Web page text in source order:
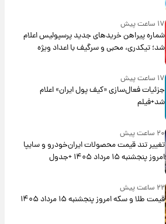
۱۷ ساعت پیش
شماره پیراهن خریدهای جدید پرسپولیس اعلام
شد؛ تیکدری، محبی و سرگیف با اعداد ویژه
۱۷ ساعت پیش
جزئیات فعال‌سازی «کیف پول ایران» اعلام
شد+فیلم
۲۰ ساعت پیش
تغییر تند قیمت محصولات ایران‌خودرو و سایپا
امروز پنجشنبه ۱۵ مرداد ۱۴۰۵ +جدول
۲۲ ساعت پیش
قیمت طلا و سکه امروز پنجشنبه ۱۵ مرداد ۱۴۰۵